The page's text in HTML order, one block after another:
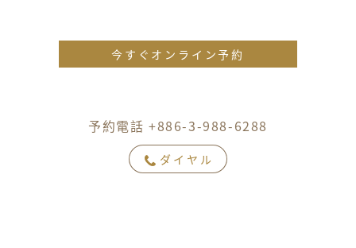
今すぐオンライン予約
予約電話 +886-3-988-6288
ダイヤル